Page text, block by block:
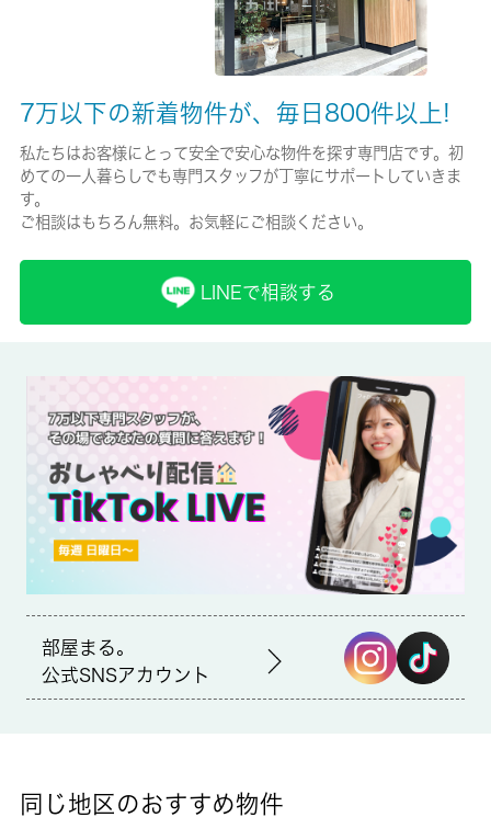
保証会社各社有：初回保証料賃料総額の５０％～、次年度保証料
１０，０００円
賃貸区分/契約期間
一般/2年
備考
分と近場にコンビニがあるのもポイント。安心できる生活には、
オートロック付きの物件がおすすめです。駐輪場付きのマンショ
ンです。小金井市にお引っ越しが決まったら、住まい探しは当社
にお任せください。当社では豊富な賃貸情報をご用意して、お客
様からのお問い合わせをお待ちしております。
7万以下の新着物件が、毎日800件以上!
私たちはお客様にとって安全で安心な物件を探す専門店です。初
めての一人暮らしでも専門スタッフが丁寧にサポートしていきま
す。
ご相談はもちろん無料。お気軽にご相談ください。
LINEで相談する
部屋まる。
公式SNSアカウント
同じ地区のおすすめ物件